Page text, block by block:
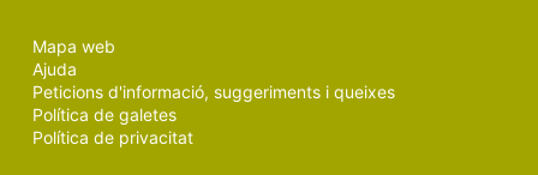
Mapa web
Ajuda
Peticions d'informació, suggeriments i queixes
Política de galetes
Política de privacitat